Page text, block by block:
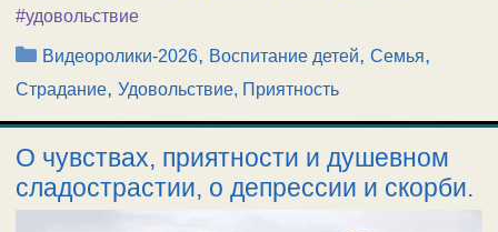
#удовольствие
Рубрики
Видеоролики-2026, Воспитание детей,Семья,
Страдание, Удовольствие, Приятность
О чувствах, приятности и душевном
сладострастии, о депрессии и скорби.